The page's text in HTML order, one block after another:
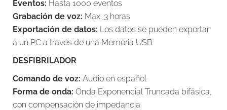
Eventos: Hasta 1000 eventos
Grabación de voz: Max. 3 horas
Exportación de datos: Los datos se pueden exportar
a un PC a través de una Memoria USB
DESFIBRILADOR
Comando de voz: Audio en español
Forma de onda: Onda Exponencial Truncada bifásica,
con compensación de impedancia